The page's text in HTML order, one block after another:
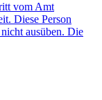
vom Amt
Diese Person
ausüben. Die